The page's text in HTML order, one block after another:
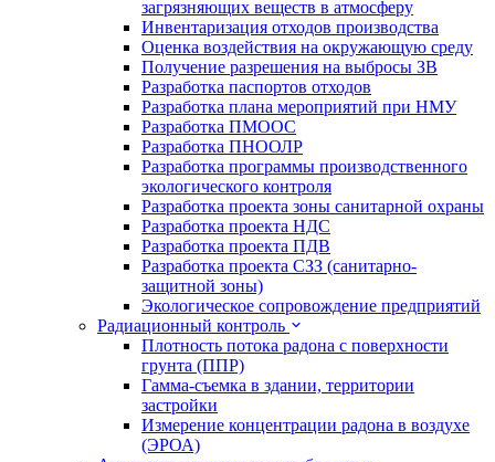
загрязняющих веществ в атмосферу
Инвентаризация отходов производства
Оценка воздействия на окружающую среду
Получение разрешения на выбросы ЗВ
Разработка паспортов отходов
Разработка плана мероприятий при НМУ
Разработка ПМООС
Разработка ПНООЛР
Разработка программы производственного
экологического контроля
Разработка проекта зоны санитарной охраны
Разработка проекта НДС
Разработка проекта ПДВ
Разработка проекта СЗЗ (санитарно-
защитной зоны)
Экологическое сопровождение предприятий
Радиационный контроль
Плотность потока радона с поверхности
грунта (ППР)
Гамма-съемка в здании, территории
застройки
Измерение концентрации радона в воздухе
(ЭРОА)